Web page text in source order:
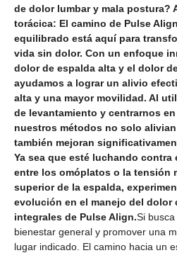
de dolor lumbar y mala postura?
torácica: El camino de Pulse
equilibrado está aquí para
vida sin dolor. Con un enfoque
dolor de espalda alta y el dolor
ayudamos a lograr un alivio
alta y una mayor movilidad. Al
de levantamiento y centrarnos
nuestros métodos no solo
también mejoran
Ya sea que esté luchando
entre los omóplatos o la tensión
superior de la espalda,
evolución en el manejo del dolor
integrales de Pulse Align.Si
bienestar general y promover una
lugar indicado. El camino hacia un